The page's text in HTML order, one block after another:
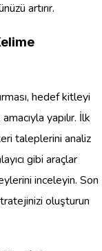
artırır.
hedef kitleyi
yapılır. İlk
taleplerini analiz
gibi araçlar
inceleyin. Son
oluşturun